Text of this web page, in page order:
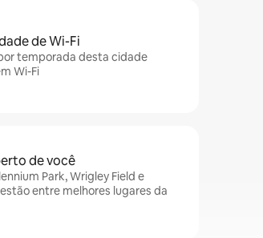
de Wi-Fi
temporada desta cidade
Wi-Fi
de você
Park, Wrigley Field e
entre melhores lugares da